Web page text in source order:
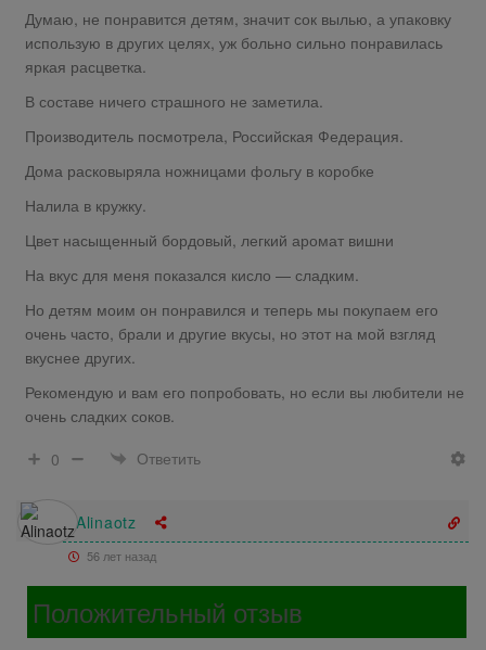
Думаю, не понравится детям, значит сок вылью, а упаковку
использую в других целях, уж больно сильно понравилась
яркая расцветка.
В составе ничего страшного не заметила.
Производитель посмотрела, Российская Федерация.
Дома расковыряла ножницами фольгу в коробке
Налила в кружку.
Цвет насыщенный бордовый, легкий аромат вишни
На вкус для меня показался кисло — сладким.
Но детям моим он понравился и теперь мы покупаем его
очень часто, брали и другие вкусы, но этот на мой взгляд
вкуснее других.
Рекомендую и вам его попробовать, но если вы любители не
очень сладких соков.
0
Ответить
Alinaotz
56 лет назад
Положительный отзыв